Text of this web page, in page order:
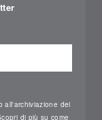
all'archiviazione dei
di più su come